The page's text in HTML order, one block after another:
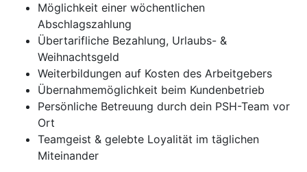
Möglichkeit einer wöchentlichen
Abschlagszahlung
Übertarifliche Bezahlung, Urlaubs- &
Weihnachtsgeld
Weiterbildungen auf Kosten des Arbeitgebers
Übernahmemöglichkeit beim Kundenbetrieb
Persönliche Betreuung durch dein PSH-Team vor
Ort
Teamgeist & gelebte Loyalität im täglichen
Miteinander